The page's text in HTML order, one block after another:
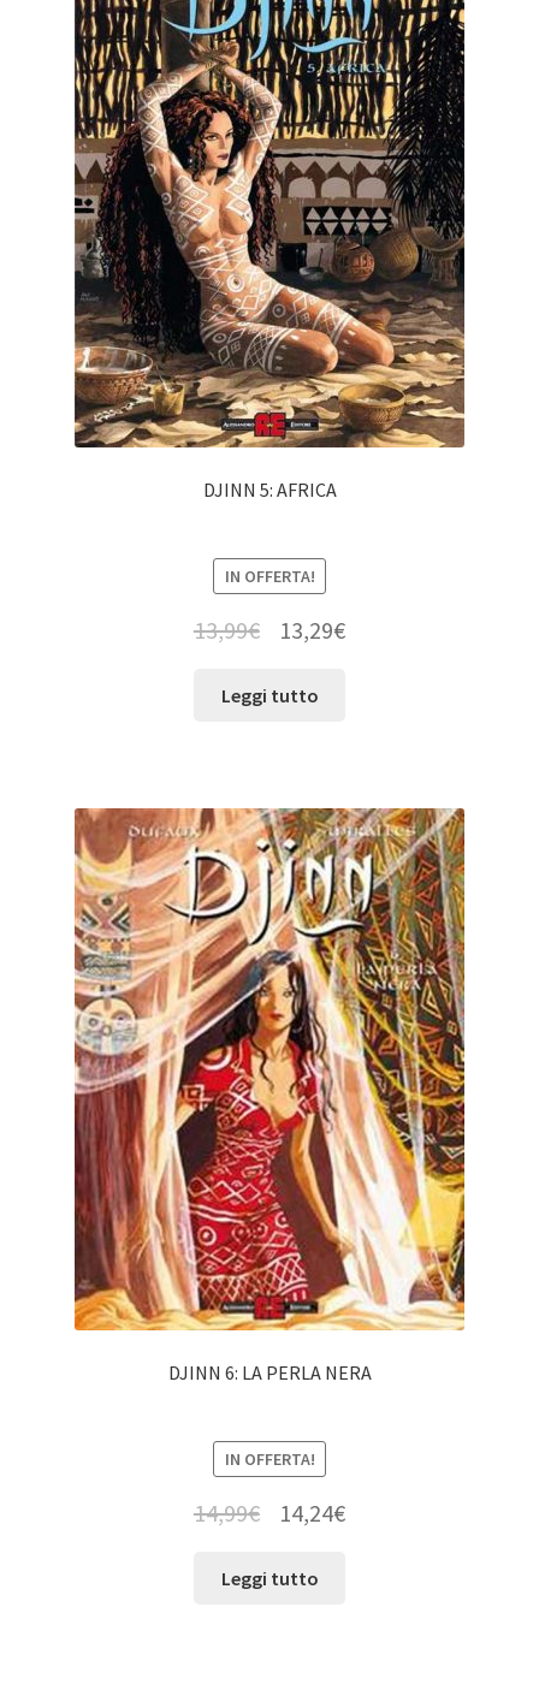
DJINN 5: AFRICA
IN OFFERTA!
13,99€ 13,29€
Leggi tutto
DJINN 6: LA PERLA NERA
IN OFFERTA!
14,99€ 14,24€
Leggi tutto